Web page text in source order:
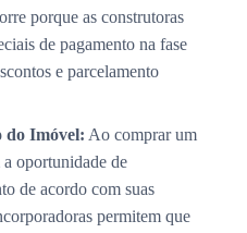
porque as construtoras
de pagamento na fase
e parcelamento
do Imóvel: Ao comprar um
oportunidade de
de acordo com suas
permitem que